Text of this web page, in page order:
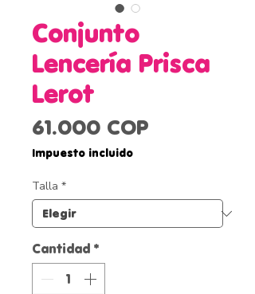
Conjunto
Lencería Prisca
Lerot
61.000 COP
Impuesto incluido
Talla *
Cantidad *